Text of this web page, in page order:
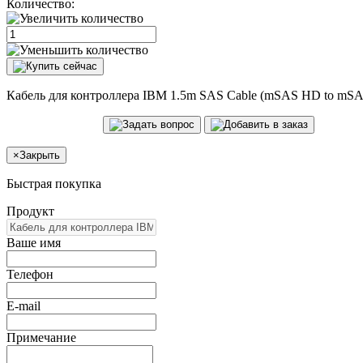
Количество:
Кабель для контроллера IBM 1.5m SAS Cable (mSAS HD to
×Закрыть
Быстрая покупка
Продукт
Ваше имя
Телефон
E-mail
Примечание